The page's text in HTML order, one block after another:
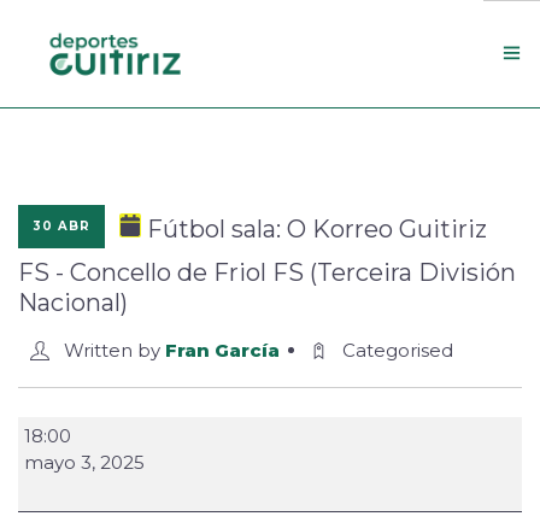
Actualidade
Contacto
Concello
30 ABR
Fútbol sala: O Korreo Guitiriz
FS - Concello de Friol FS (Terceira División
Nacional)
Written by Fran García Categorised
18:00
mayo 3, 2025